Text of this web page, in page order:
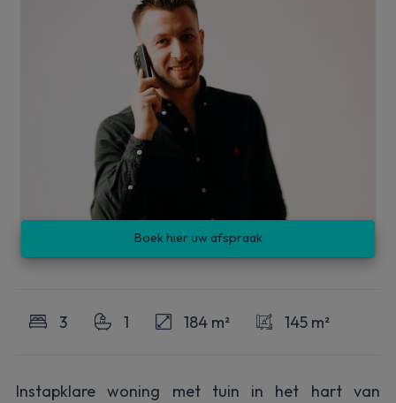
Boek hier uw afspraak
3 1 184 m² 145 m²
Instapklare woning met tuin in het hart van